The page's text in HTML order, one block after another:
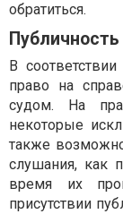
обратиться.
В
право на
судом. На
некоторые
также
слушания, как
время их
присутствии